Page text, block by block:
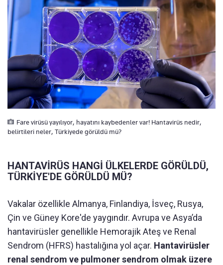
Fare virüsü yayılıyor, hayatını kaybedenler var! Hantavirüs nedir,
belirtileri neler, Türkiyede görüldü mü?
HANTAVİRÜS HANGİ ÜLKELERDE GÖRÜLDÜ,
TÜRKİYE'DE GÖRÜLDÜ MÜ?
Vakalar özellikle Almanya, Finlandiya, İsveç, Rusya,
Çin ve Güney Kore'de yaygındır. Avrupa ve Asya’da
hantavirüsler genellikle Hemorajik Ateş ve Renal
Sendrom (HFRS) hastalığına yol açar. Hantavirüsler
renal sendrom ve pulmoner sendrom olmak üzere